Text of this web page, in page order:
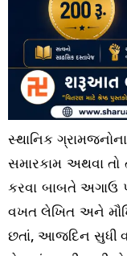
સ્થાનિક
સમારકામ અથવા
કરવા બાબતે અગાઉ
વખત લેખિત અને
છતાં, આજદિન સુધી